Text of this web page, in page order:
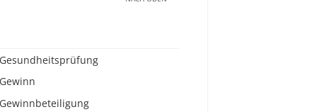
Gesundheitsprüfung
Gewinn
Gewinnbeteiligung